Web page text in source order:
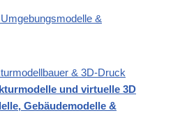
&
& 3D-Druck
und virtuelle 3D
Gebäudemodelle &